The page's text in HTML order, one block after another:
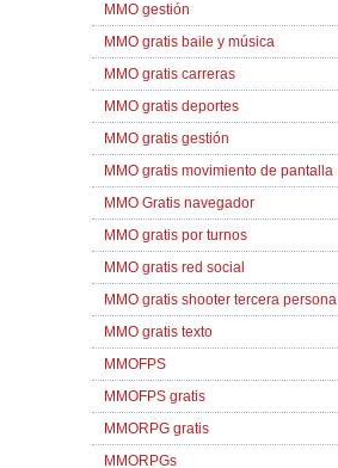
MMO gestión
MMO gratis baile y música
MMO gratis carreras
MMO gratis deportes
MMO gratis gestión
MMO gratis movimiento de pantalla
MMO Gratis navegador
MMO gratis por turnos
MMO gratis red social
MMO gratis shooter tercera persona
MMO gratis texto
MMOFPS
MMOFPS gratis
MMORPG gratis
MMORPGs